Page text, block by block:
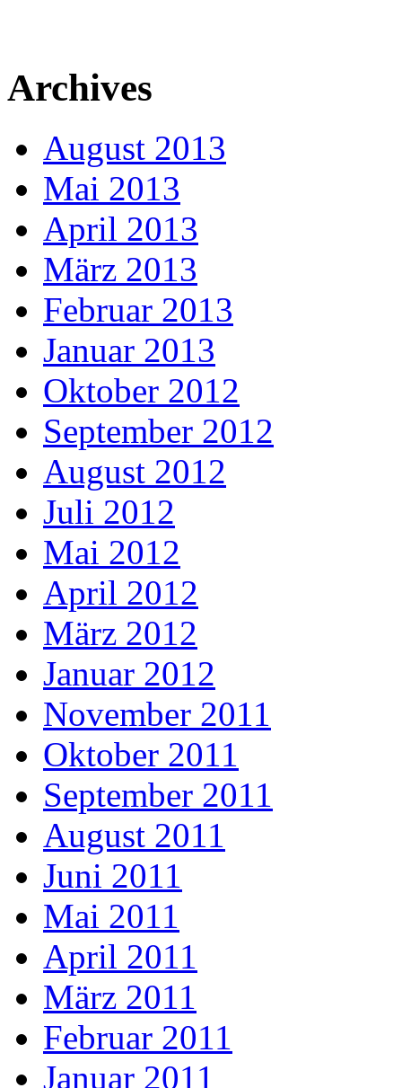
Archives
August 2013
Mai 2013
April 2013
März 2013
Februar 2013
Januar 2013
Oktober 2012
September 2012
August 2012
Juli 2012
Mai 2012
April 2012
März 2012
Januar 2012
November 2011
Oktober 2011
September 2011
August 2011
Juni 2011
Mai 2011
April 2011
März 2011
Februar 2011
Januar 2011